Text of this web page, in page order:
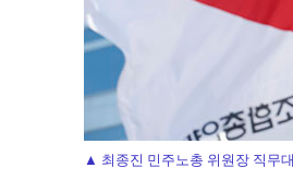
▲ 최종진 민주노총 위원장 직무